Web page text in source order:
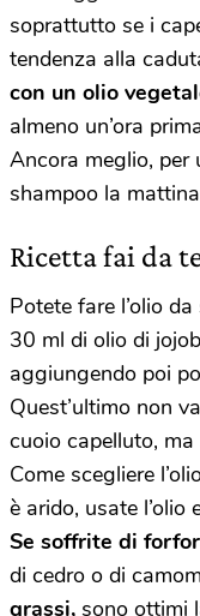
soprattutto se i
tendenza alla
con un olio
almeno un’ora
Ancora meglio, per
shampoo la
Ricetta fai da
Potete fare l’olio
30 ml di olio di
aggiungendo poi
Quest’ultimo non
cuoio capelluto,
Come scegliere
è arido, usate l’olio
Se soffrite di
di cedro o di
grassi, sono ottimi